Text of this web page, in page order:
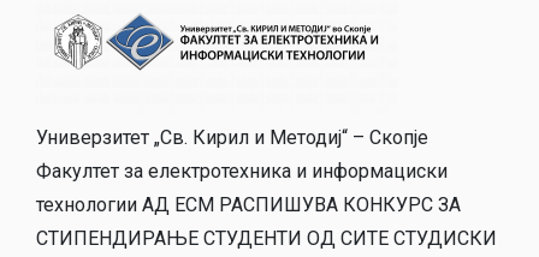
Универзитет „Св. Кирил и Методиј“ – Скопје
Факултет за електротехника и информациски
технологии АД ЕСМ РАСПИШУВА КОНКУРС ЗА
СТИПЕНДИРАЊЕ СТУДЕНТИ ОД СИТЕ СТУДИСКИ